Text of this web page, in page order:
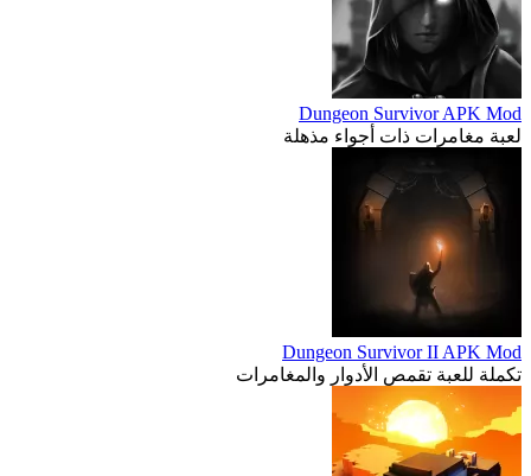
Dungeon Survivor APK Mod
لعبة مغامرات ذات أجواء مذهلة
Dungeon Survivor II APK Mod
تكملة للعبة تقمص الأدوار والمغامرات